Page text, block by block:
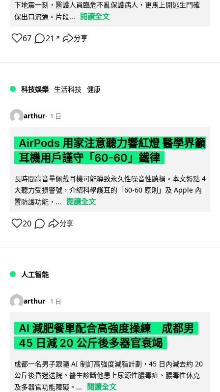
下地震一刻，醫護人員臨危不亂保護病人，更馬上開逃生門確
保出口流通。片段...
閱讀全文
67 21 ↗ 分享
科技娛樂 生活科技 健康
arthur 1 日
AirPods 用家注意聽力響紅燈 醫學界籲
耳機用戶謹守「60-60」鐵律
長時間高音量佩戴耳機可能導致永久性噪音性聽損。本文盤點 4
大聽力受損警號，介紹科學護耳的「60-60 原則」及 Apple 內
置防護功能，...
閱讀全文
20 分享
人工智能
arthur 1 日
AI 減肥餐單配合高強度操練 成都男
45 日減 20 公斤後多器官衰竭
成都一名男子跟隨 AI 制訂高強度減脂計劃，45 日內減去約 20
公斤後昏迷送院。醫生診斷他患上尿源性膿毒症、膿毒性休克
及多器官功能障礙。...
閱讀全文